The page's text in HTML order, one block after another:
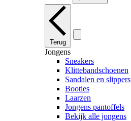
Terug
Jongens
Sneakers
Klittebandschoenen
Sandalen en slippers
Booties
Laarzen
Jongens pantoffels
Bekijk alle jongens